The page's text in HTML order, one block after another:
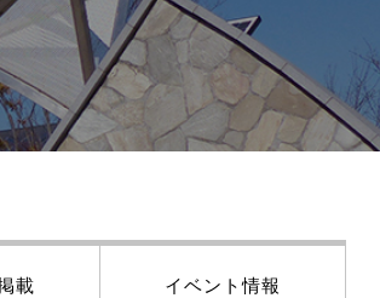
載 イベント情報